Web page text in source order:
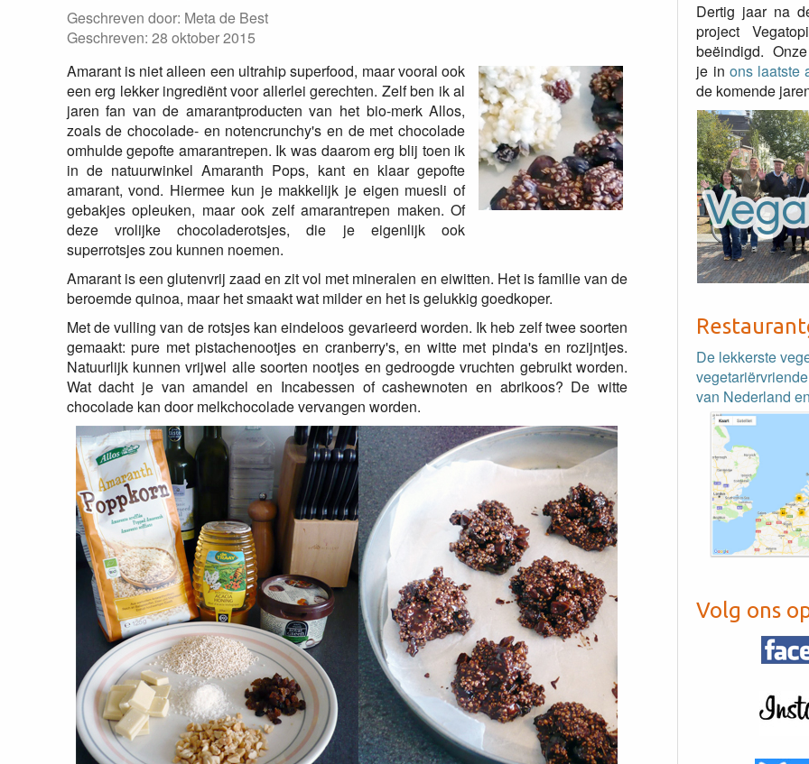
Geschreven door: Meta de Best
Geschreven: 28 oktober 2015
Amarant is niet alleen een ultrahip superfood, maar vooral ook
een erg lekker ingrediënt voor allerlei gerechten. Zelf ben ik al
jaren fan van de amarantproducten van het bio-merk Allos,
zoals de chocolade- en notencrunchy's en de met chocolade
omhulde gepofte amarantrepen. Ik was daarom erg blij toen ik
in de natuurwinkel Amaranth Pops, kant en klaar gepofte
amarant, vond. Hiermee kun je makkelijk je eigen muesli of
gebakjes opleuken, maar ook zelf amarantrepen maken. Of
deze vrolijke chocoladerotsjes, die je eigenlijk ook
superrotsjes zou kunnen noemen.
Amarant is een glutenvrij zaad en zit vol met mineralen en eiwitten. Het is familie van de
beroemde quinoa, maar het smaakt wat milder en het is gelukkig goedkoper.
Met de vulling van de rotsjes kan eindeloos gevarieerd worden. Ik heb zelf twee soorten
gemaakt: pure met pistachenootjes en cranberry's, en witte met pinda's en rozijntjes.
Natuurlijk kunnen vrijwel alle soorten nootjes en gedroogde vruchten gebruikt worden.
Wat dacht je van amandel en Incabessen of cashewnoten en abrikoos? De witte
chocolade kan door melkchocolade vervangen worden.
Dertig jaar na
project
beëindigd.
je in ons laatste
de komende
De lekkerste
van Nederland
Volg ons